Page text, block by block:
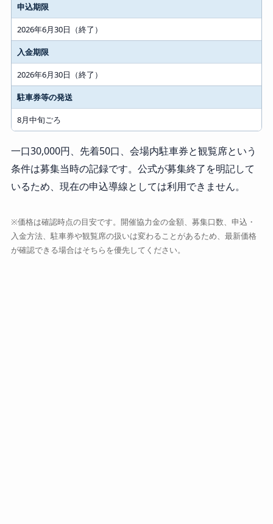
申込期限
2026年6月30日（終了）
入金期限
2026年6月30日（終了）
駐車券等の発送
8月中旬ごろ
一口30,000円、先着50口、会場内駐車券と観覧席という
条件は募集当時の記録です。公式が募集終了を明記して
いるため、現在の申込導線としては利用できません。
※価格は確認時点の目安です。開催協力金の金額、募集口数、申込・
入金方法、駐車券や観覧席の扱いは変わることがあるため、最新価格
が確認できる場合はそちらを優先してください。